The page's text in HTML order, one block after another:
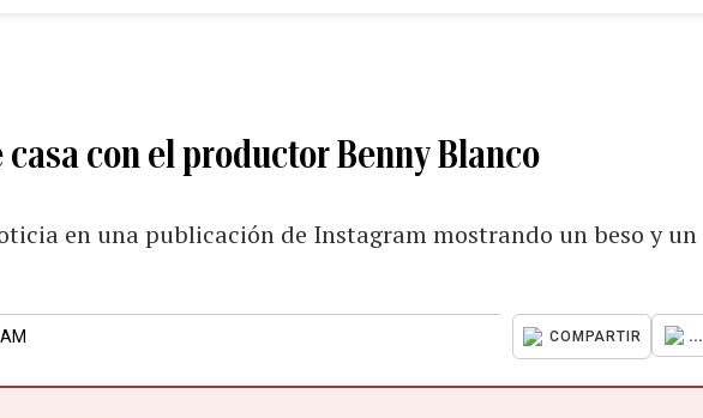
casa con el productor Benny Blanco
en una publicación de Instagram mostrando un beso y un
COMPARTIR ...